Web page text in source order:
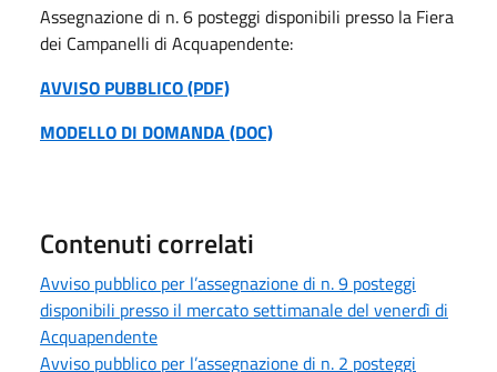
Assegnazione di n. 6 posteggi disponibili presso la Fiera
dei Campanelli di Acquapendente:
AVVISO PUBBLICO (PDF)
MODELLO DI DOMANDA (DOC)
Contenuti correlati
Avviso pubblico per l’assegnazione di n. 9 posteggi
disponibili presso il mercato settimanale del venerdì di
Acquapendente
Avviso pubblico per l’assegnazione di n. 2 posteggi